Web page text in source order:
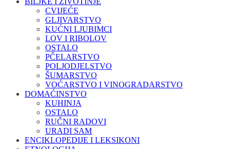
CVIJEĆE
GLJIVARSTVO
KUĆNI LJUBIMCI
LOV I RIBOLOV
OSTALO
PČELARSTVO
POLJODJELSTVO
ŠUMARSTVO
VOĆARSTVO I VINOGRADARSTVO
DOMAĆINSTVO
KUHINJA
OSTALO
RUČNI RADOVI
URADI SAM
ENCIKLOPEDIJE I LEKSIKONI